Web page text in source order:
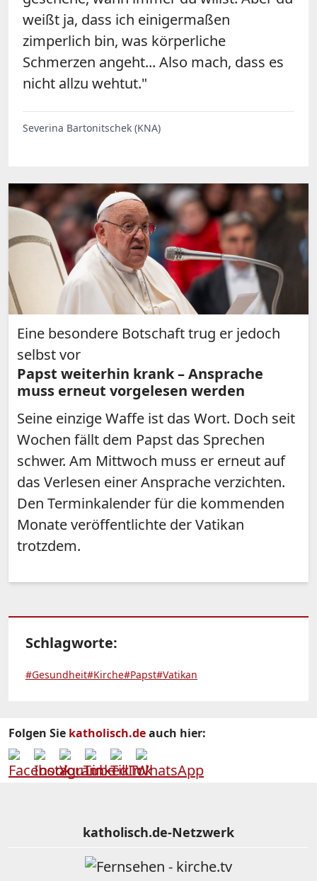
weißt ja, dass ich einigermaßen
zimperlich bin, was körperliche
Schmerzen angeht... Also mach, dass es
nicht allzu wehtut."
Severina Bartonitschek (KNA)
Eine besondere Botschaft trug er jedoch
selbst vor
Papst weiterhin krank – Ansprache
muss erneut vorgelesen werden
Seine einzige Waffe ist das Wort. Doch seit
Wochen fällt dem Papst das Sprechen
schwer. Am Mittwoch muss er erneut auf
das Verlesen einer Ansprache verzichten.
Den Terminkalender für die kommenden
Monate veröffentlichte der Vatikan
trotzdem.
Schlagworte:
#Gesundheit#Kirche#Papst#Vatikan
Folgen Sie katholisch.deauch hier:
katholisch.de-Netzwerk